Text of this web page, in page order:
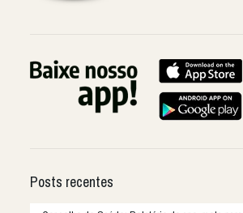
Posts recentes